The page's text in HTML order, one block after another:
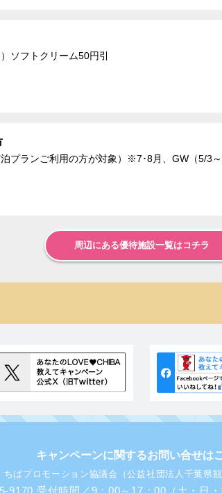
ソフトクリーム50円引
プランご利用の方が対象）※7･8月、GW（5/3
周辺にある優待施設一覧はコチラ
キャンペーンに関するお問い合せは
ちばプロモーション協議会（公益社団法人千葉県観